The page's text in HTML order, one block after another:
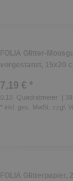
FOLIA Glitter-
vorgestanzt, 15x20
7,19 € *
0.18 Quadratmeter
|
* inkl. ges. MwSt. zzgl.
FOLIA Glitterpapier,